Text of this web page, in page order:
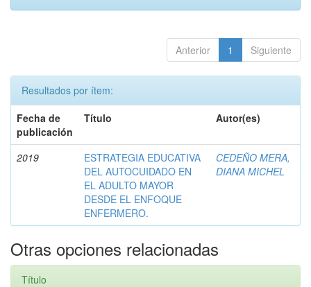
Anterior 1 Siguiente
Resultados por ítem:
Fecha de
publicación
Título Autor(es)
2019
ESTRATEGIA EDUCATIVA
DEL AUTOCUIDADO EN
EL ADULTO MAYOR
DESDE EL ENFOQUE
ENFERMERO.
CEDEÑO MERA,
DIANA MICHEL
Otras opciones relacionadas
Título